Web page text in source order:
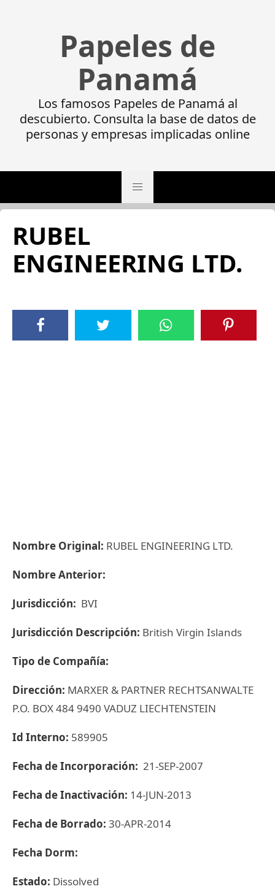
Papeles de
Panamá
Los famosos Papeles de Panamá al
descubierto. Consulta la base de datos de
personas y empresas implicadas online
RUBEL
ENGINEERING LTD.
Nombre Original: RUBEL ENGINEERING LTD.
Nombre Anterior:
Jurisdicción: BVI
Jurisdicción Descripción: British Virgin Islands
Tipo de Compañía:
Dirección: MARXER & PARTNER RECHTSANWALTE
P.O. BOX 484 9490 VADUZ LIECHTENSTEIN
Id Interno: 589905
Fecha de Incorporación: 21-SEP-2007
Fecha de Inactivación: 14-JUN-2013
Fecha de Borrado: 30-APR-2014
Fecha Dorm:
Estado: Dissolved